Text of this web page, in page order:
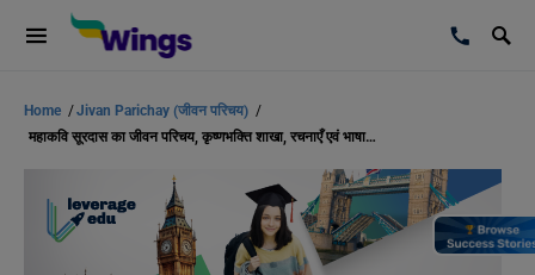
Home /Jivan Parichay (जीवन परिचय) /
महाकवि सूरदास का जीवन परिचय, कृष्णभक्ति शाखा, रचनाएँ एवं भाषा शैली